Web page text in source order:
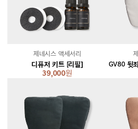
디퓨저 키트 [리필]
39,000원
제네시스 액세서리
GV80 뒷